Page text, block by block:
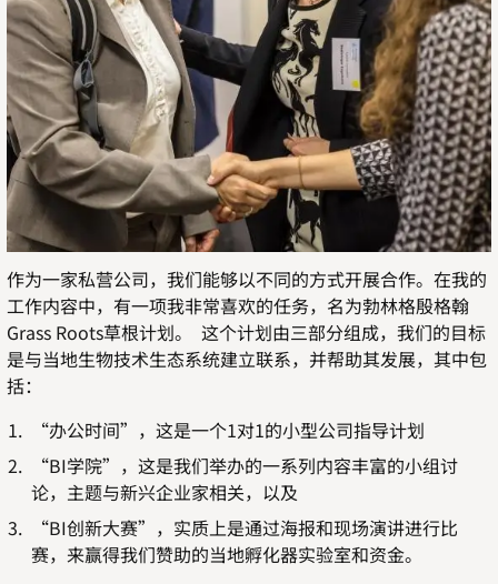
作为一家私营公司，我们能够以不同的方式开展合作。在我的
工作内容中，有一项我非常喜欢的任务，名为勃林格殷格翰
Grass Roots草根计划。 这个计划由三部分组成，我们的目标
是与当地生物技术生态系统建立联系，并帮助其发展，其中包
括：
“办公时间”，这是一个1对1的小型公司指导计划
“BI学院”，这是我们举办的一系列内容丰富的小组讨
论，主题与新兴企业家相关，以及
“BI创新大赛”，实质上是通过海报和现场演讲进行比
赛，来赢得我们赞助的当地孵化器实验室和资金。